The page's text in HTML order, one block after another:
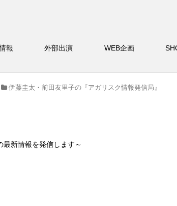
情報 外部出演 WEB企画
伊藤圭太・前田友里子の『アガリスク情報発信局』
新情報を発信します～